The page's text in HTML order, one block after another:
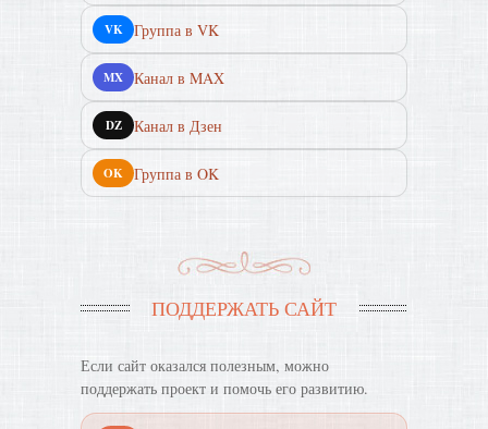
VK Группа в VK
MX Канал в MAX
DZ Канал в Дзен
OK Группа в OK
ПОДДЕРЖАТЬ САЙТ
Если сайт оказался полезным, можно
поддержать проект и помочь его развитию.